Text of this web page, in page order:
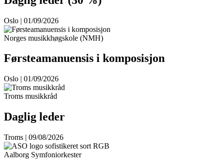
Oslo | 01/09/2026
Norges musikkhøgskole (NMH)
Førsteamanuensis i komposisjon
Oslo | 01/09/2026
Troms musikkråd
Daglig leder
Troms | 09/08/2026
Aalborg Symfoniorkester